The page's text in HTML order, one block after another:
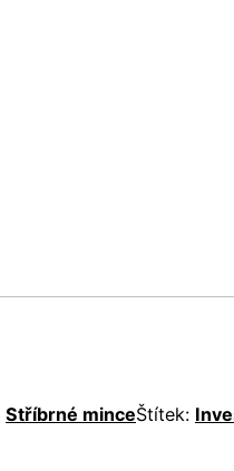
Stříbrné minceŠtítek: